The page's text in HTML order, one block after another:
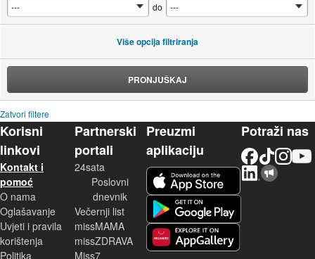
do
Više opcija filtriranja
PRONJUŠKAJ
Zatvori filtere
Korisni
linkovi
Kontakt i
pomoć
O nama
Oglašavanje
Uvjeti i pravila
korištenja
Politika
Partnerski
portali
24sata
Poslovni
dnevnik
Večernji list
missMAMA
missZDRAVA
Miss7
Preuzmi
aplikaciju
Potraži nas